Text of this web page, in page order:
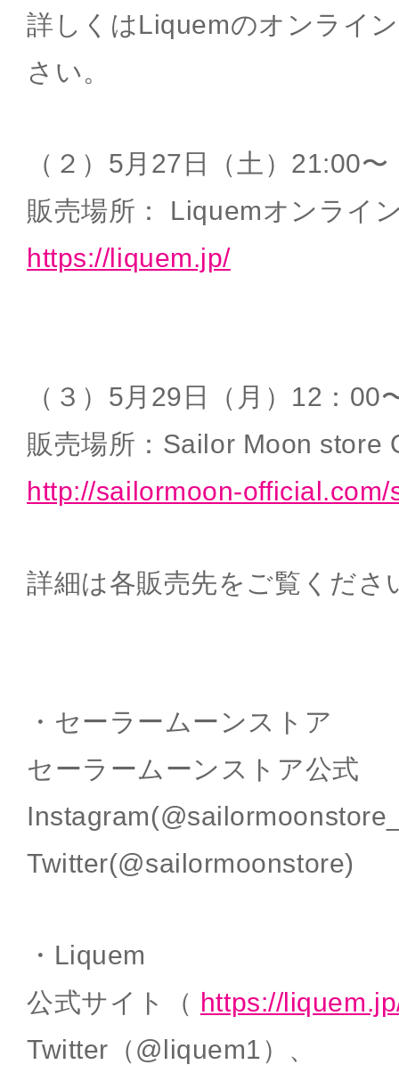
詳しくはLiquemのオンライ
さい。
（２）5月27日（土）21:00〜
販売場所： Liquemオンライ
https://liquem.jp/
（３）5月29日（月）12：00
販売場所：Sailor Moon store
http://sailormoon-official.com/
詳細は各販売先をご覧くださ
・セーラームーンストア
セーラームーンストア公式
Twitter(@sailormoonstore)
・Liquem
公式サイト（ https://
Twitter（@liquem1）、